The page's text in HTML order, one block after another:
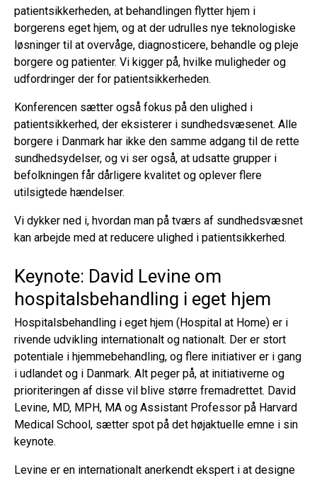
patientsikkerheden, at behandlingen flytter hjem i
borgerens eget hjem, og at der udrulles nye teknologiske
løsninger til at overvåge, diagnosticere, behandle og pleje
borgere og patienter. Vi kigger på, hvilke muligheder og
udfordringer der for patientsikkerheden.
Konferencen sætter også fokus på den ulighed i
patientsikkerhed, der eksisterer i sundhedsvæsenet. Alle
borgere i Danmark har ikke den samme adgang til de rette
sundhedsydelser, og vi ser også, at udsatte grupper i
befolkningen får dårligere kvalitet og oplever flere
utilsigtede hændelser.
Vi dykker ned i, hvordan man på tværs af sundhedsvæsnet
kan arbejde med at reducere ulighed i patientsikkerhed.
Keynote: David Levine om
hospitalsbehandling i eget hjem
Hospitalsbehandling i eget hjem (Hospital at Home) er i
rivende udvikling internationalt og nationalt. Der er stort
potentiale i hjemmebehandling, og flere initiativer er i gang
i udlandet og i Danmark. Alt peger på, at initiativerne og
prioriteringen af disse vil blive større fremadrettet. David
Levine, MD, MPH, MA og Assistant Professor på Harvard
Medical School, sætter spot på det højaktuelle emne i sin
keynote.
Levine er en internationalt anerkendt ekspert i at designe